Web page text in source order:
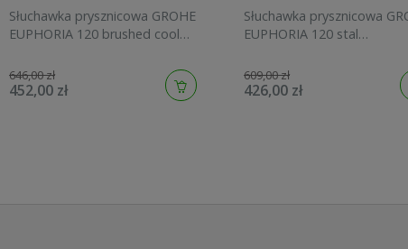
Słuchawka prysznicowa GROHE
EUPHORIA 120 brushed cool
646,00 zł
452,00 zł
Słuchawka prysznicowa
EUPHORIA 120 stal
609,00 zł
426,00 zł